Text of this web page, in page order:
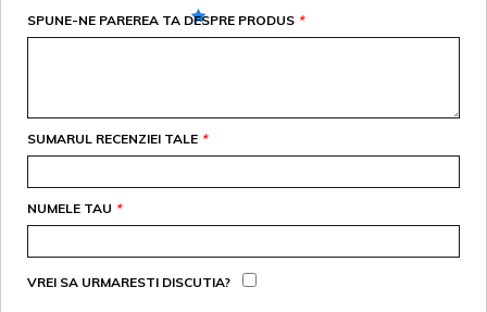
*
SPUNE-NE PAREREA TA DESPRE PRODUS
*
SUMARUL RECENZIEI TALE
*
NUMELE TAU
VREI SA URMARESTI DISCUTIA?